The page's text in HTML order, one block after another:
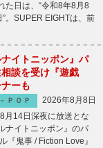
日は、“令和8年8月8
。SUPER EIGHTは、前
イトニッポン』パ
談を受け『遊戯
ーも
ＰＯＰ
2026年8月8日
14日深夜に放送とな
ナイトニッポン』のパ
鬼事 / Fiction Love』